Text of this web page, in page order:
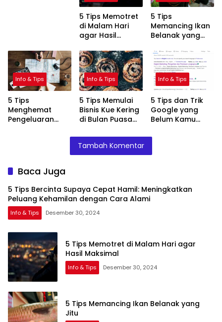
5 Tips Memotret
di Malam Hari
agar Hasil
5 Tips
Memancing Ikan
Belanak yang
Info & Tips
5 Tips
Menghemat
Pengeluaran
Info & Tips
5 Tips Memulai
Bisnis Kue Kering
di Bulan Puasa
Info & Tips
5 Tips dan Trik
Google yang
Belum Kamu
Tambah Komentar
Baca Juga
5 Tips Bercinta Supaya Cepat Hamil: Meningkatkan
Peluang Kehamilan dengan Cara Alami
Info & Tips Desember 30, 2024
5 Tips Memotret di Malam Hari agar
Hasil Maksimal
Info & Tips Desember 30, 2024
5 Tips Memancing Ikan Belanak yang
Jitu